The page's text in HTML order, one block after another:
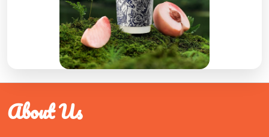
About Us